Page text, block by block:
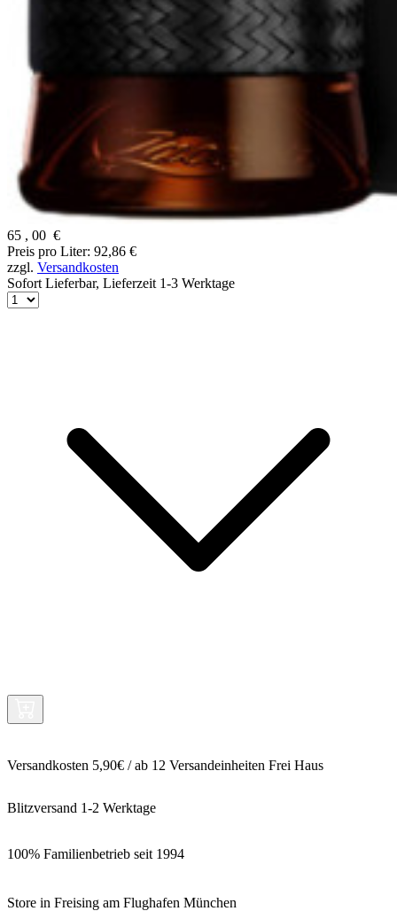
65 , 00 €
Preis pro Liter: 92,86 €
zzgl. Versandkosten
Sofort Lieferbar, Lieferzeit 1-3 Werktage
Versandkosten 5,90€ / ab 12 Versandeinheiten Frei Haus
Blitzversand 1-2 Werktage
100% Familienbetrieb seit 1994
Store in Freising am Flughafen München